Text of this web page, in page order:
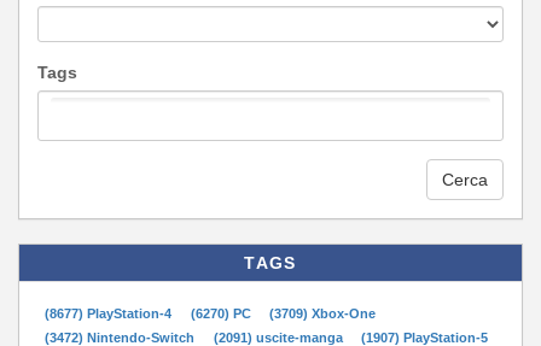
Tags
Cerca
TAGS
(8677) PlayStation-4 (6270) PC
(3709) Xbox-One
(3472) Nintendo-Switch
(2091) uscite-manga
(1907) PlayStation-5